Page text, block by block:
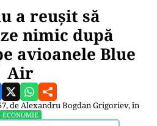
a reușit să
nimic după
avioanele Blue
Air
deAlexandru Bogdan Grigoriev, în
ECONOMIE